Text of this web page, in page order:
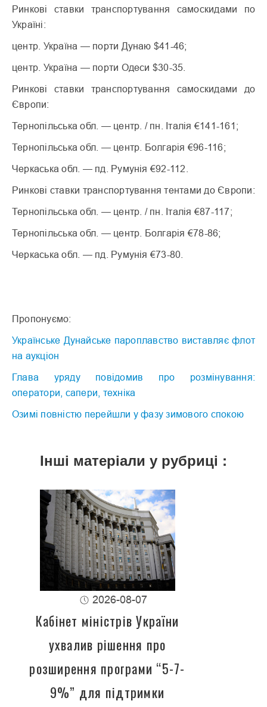
Ринкові ставки транспортування самоскидами по
Україні:
центр. Україна — порти Дунаю $41-46;
центр. Україна — порти Одеси $30-35.
Ринкові ставки транспортування самоскидами до
Європи:
Тернопільська обл. — центр. / пн. Італія €141-161;
Тернопільська обл. — центр. Болгарія €96-116;
Черкаська обл. — пд. Румунія €92-112.
Ринкові ставки транспортування тентами до Європи:
Тернопільська обл. — центр. / пн. Італія €87-117;
Тернопільська обл. — центр. Болгарія €78-86;
Черкаська обл. — пд. Румунія €73-80.
Пропонуємо:
Українське Дунайське пароплавство виставляє флот
на аукціон
Глава уряду повідомив про розмінування:
оператори, сапери, техніка
Озимі повністю перейшли у фазу зимового спокою
Інші матеріали у рубриці :
2026-08-07
Кабінет міністрів України
ухвалив рішення про
розширення програми “5-7-
9%” для підтримки